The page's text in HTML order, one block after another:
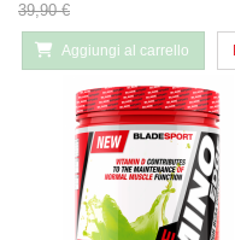
39,90 €
Aggiungi al carrello